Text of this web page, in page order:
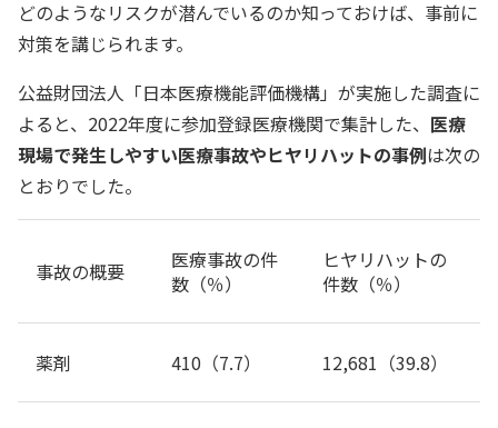
どのようなリスクが潜んでいるのか知っておけば、事前に
対策を講じられます。
公益財団法人「日本医療機能評価機構」が実施した調査に
よると、2022年度に参加登録医療機関で集計した、 医療
現場で発生しやすい医療事故やヒヤリハットの事例は次の
とおりでした。
事故の概要
医療事故の件
数（％）
ヒヤリハットの
件数（％）
薬剤 410（7.7） 12,681（39.8）